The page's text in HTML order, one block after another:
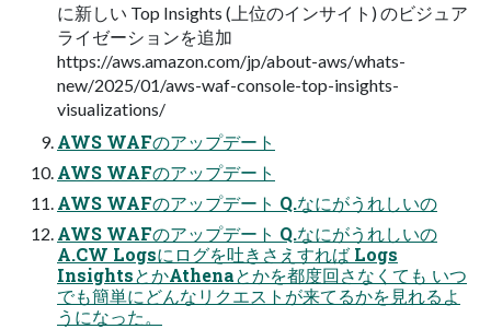
に新しい Top Insights (上位のインサイト) のビジュア
ライゼーションを追加
https://aws.amazon.com/jp/about-aws/whats-
new/2025/01/aws-waf-console-top-insights-
visualizations/
AWS WAFのアップデート
AWS WAFのアップデート
AWS WAFのアップデート Q.なにがうれしいの
AWS WAFのアップデート Q.なにがうれしいの
A.CW Logsにログを吐きさえすれば Logs
InsightsとかAthenaとかを都度回さなくても いつ
でも簡単にどんなリクエストが来てるかを⾒れるよ
うになった。